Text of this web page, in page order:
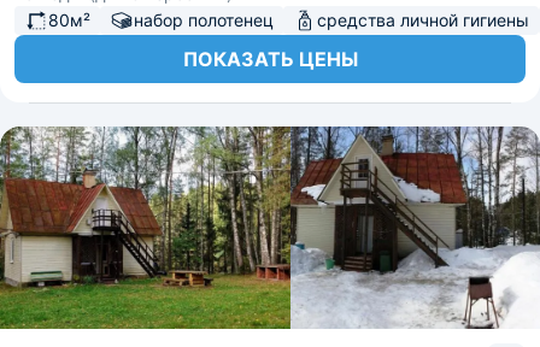
80м²
набор полотенец средства личной гигиены
ПОКАЗАТЬ ЦЕНЫ